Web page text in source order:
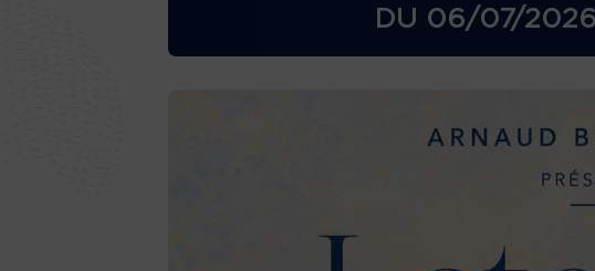
DU 06/07/2026